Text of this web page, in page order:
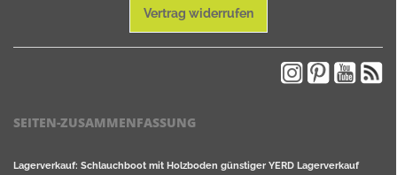
Vertrag widerrufen
SEITEN-ZUSAMMENFASSUNG
Lagerverkauf: Schlauchboot mit Holzboden günstiger YERD Lagerverkauf